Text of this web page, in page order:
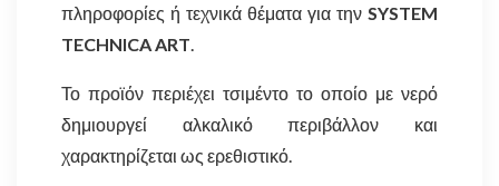
πληροφορίες ή τεχνικά θέματα για την SYSTEM
TECHNICA ART
Το προϊόν περιέχει τσιμέντο το οποίο με νερό
δημιουργεί αλκαλικό περιβάλλον και
χαρακτηρίζεται ως ερεθιστικό.